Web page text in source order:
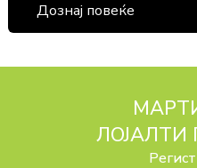
Дознај повеќе
ЛОЈАЛТИ